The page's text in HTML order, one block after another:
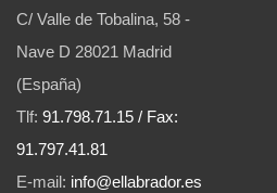
C/ Valle de Tobalina, 58 -
Nave D 28021 Madrid
(España)
Tlf: 91.798.71.15 / Fax:
91.797.41.81
E-mail: info@ellabrador.es